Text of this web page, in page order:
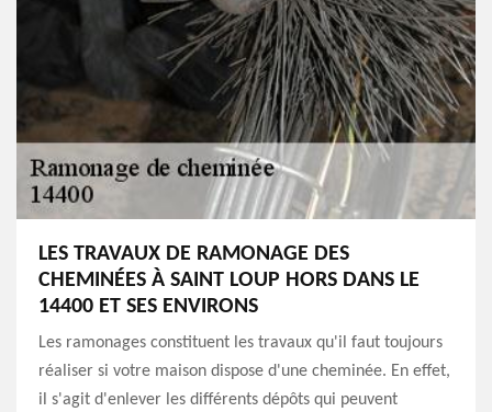
LES TRAVAUX DE RAMONAGE DES
CHEMINÉES À SAINT LOUP HORS DANS LE
14400 ET SES ENVIRONS
Les ramonages constituent les travaux qu'il faut toujours
réaliser si votre maison dispose d'une cheminée. En effet,
il s'agit d'enlever les différents dépôts qui peuvent